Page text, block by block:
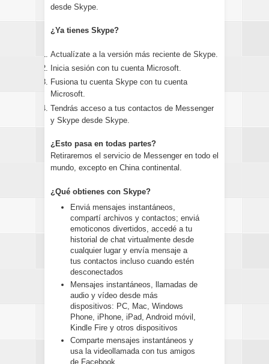
desde Skype.
¿Ya tienes Skype?
Actualízate a la versión más reciente de Skype.
Inicia sesión con tu cuenta Microsoft.
Fusiona tu cuenta Skype con tu cuenta
Microsoft.
Tendrás acceso a tus contactos de Messenger
y Skype desde Skype.
¿Esto pasa en todas partes?
Retiraremos el servicio de Messenger en todo el
mundo, excepto en China continental.
¿Qué obtienes con Skype?
Enviá mensajes instantáneos,
compartí archivos y contactos; enviá
emoticonos divertidos, accedé a tu
historial de chat virtualmente desde
cualquier lugar y envía mensaje a
tus contactos incluso cuando estén
desconectados
Mensajes instantáneos, llamadas de
audio y vídeo desde más
dispositivos: PC, Mac, Windows
Phone, iPhone, iPad, Android móvil,
Kindle Fire y otros dispositivos
Comparte mensajes instantáneos y
usa la videollamada con tus amigos
de Facebook